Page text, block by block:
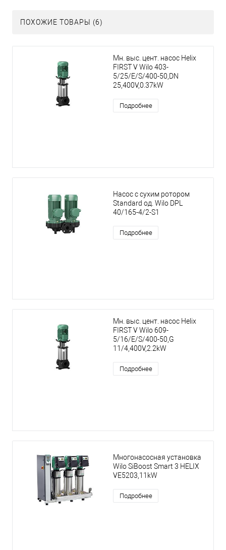
ПОХОЖИЕ ТОВАРЫ (6)
Мн. выс. цент. насос Helix
FIRST V Wilo 403-
5/25/E/S/400-50,DN
25,400V,0.37kW
Подробнее
Насос с сухим ротором
Standard од. Wilo DPL
40/165-4/2-S1
Подробнее
Мн. выс. цент. насос Helix
FIRST V Wilo 609-
5/16/E/S/400-50,G
11/4,400V,2.2kW
Подробнее
Многонасосная установка
Wilo SiBoost Smart 3 HELIX
VE5203,11kW
Подробнее